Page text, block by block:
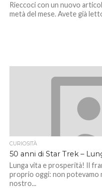
Rieccoci con un nuovo
metà del mese. Avete già
CURIOSITÀ
50 anni di Star Trek –
Lunga vita e prosperità! Il
proprio oggi: non potevamo
nostro...